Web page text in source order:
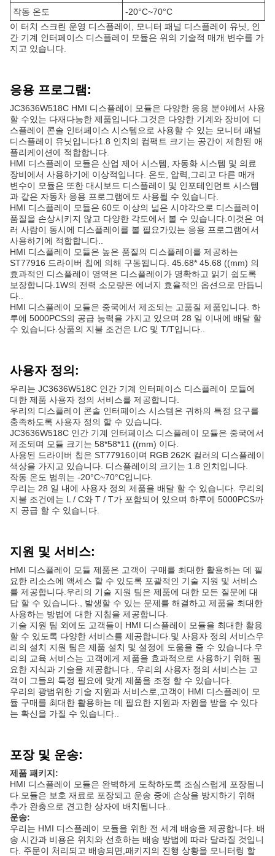
작동 온도
-20°C~70°C
이 터치 스크린 운영 디스플레이, 모니터 패널 디스플레이 유닛, 인
간 기계 인터페이스 디스플레이 모듈은 위의 기술적 매개 변수를 가
지고 있습니다.
응용 프로그램:
JC3636W518C HMI 디스플레이 모듈은 다양한 응용 분야에서 사용
할 수있는 다재다능한 제품입니다.그것은 다양한 기계와 장비에 디
스플레이 콘솔 인터페이스 시스템으로 사용할 수 있는 모니터 패널
디스플레이 유닛입니다1.8 인치의 컴팩트 크기는 공간이 제한된 애
플리케이션에 적합합니다.
HMI 디스플레이 모듈은 산업 제어 시스템, 자동화 시스템 및 의료
장비에서 사용하기에 이상적입니다. 온도, 압력,그리고 다른 매개
변수이 모듈은 또한 대시보드 디스플레이 및 인포테인먼트 시스템
과 같은 자동차 응용 프로그램에도 사용될 수 있습니다.
HMI 디스플레이 모듈은 60도 이상의 넓은 시야각으로 디스플레이
품질을 손상시키지 않고 다양한 각도에서 볼 수 있습니다.이것은 여
러 사람이 동시에 디스플레이를 볼 필요가있는 응용 프로그램에서
사용하기에 적합합니다..
HMI 디스플레이 모듈은 높은 품질의 디스플레이를 제공하는
ST77916 드라이버 칩에 의해 구동됩니다. 45.68* 45.68 ((mm) 의
효과적인 디스플레이 영역은 디스플레이가 명확하고 읽기 쉽도록
보장합니다.1W의 전력 소모량은 에너지 효율적인 옵션으로 만듭니
다..
HMI 디스플레이 모듈은 중국에서 제조되는 고품질 제품입니다. 하
루에 5000PCS의 공급 능력을 가지고 있으며 28 일 이내에 배달 할
수 있습니다.상품의 지불 조건은 L/C 및 T/T입니다..
사용자 정의:
우리는 JC3636W518C 인간 기계 인터페이스 디스플레이 모듈에
대한 제품 사용자 정의 서비스를 제공합니다.
우리의 디스플레이 콘솔 인터페이스 시스템은 귀하의 특정 요구를
충족하도록 사용자 정의 할 수 있습니다.
JC3636W518C 인간 기계 인터페이스 디스플레이 모듈은 중국에서
제조되며 모듈 크기는 58*58*11 ((mm) 이다.
사용된 드라이버 칩은 ST77916이며 RGB 262K 컬러의 디스플레이
색상을 가지고 있습니다. 디스플레이의 크기는 1.8 인치입니다.
작동 온도 범위는 -20°C~70°C입니다.
우리는 28 일 내에 사용자 정의 제품을 배달 할 수 있습니다. 우리의
지불 조건에는 L / C와 T / T가 포함되어 있으며 하루에 5000PCS까
지 공급 할 수 있습니다.
지원 및 서비스:
HMI 디스플레이 모듈 제품은 고객이 구매를 최대한 활용하는 데 필
요한 리소스에 액세스 할 수 있도록 포괄적인 기술 지원 및 서비스
를 제공합니다.우리의 기술 지원 팀은 제품에 대한 모든 질문에 대
답 할 수 있습니다., 발생할 수 있는 문제를 해결하고 제품을 최대한
사용하는 방법에 대한 지침을 제공합니다.
기술 지원 팀 외에도 고객들이 HMI 디스플레이 모듈을 최대한 활용
할 수 있도록 다양한 서비스를 제공합니다.및 사용자 정의 서비스우
리의 설치 지원 팀은 제품 설치 및 설정에 도움을 줄 수 있습니다.우
리의 교육 서비스는 고객에게 제품을 효과적으로 사용하기 위해 필
요한 지식과 기술을 제공합니다., 우리의 사용자 정의 서비스는 고
객이 그들의 특정 필요에 맞게 제품을 조정 할 수 있습니다.
우리의 광범위한 기술 지원과 서비스로,고객이 HMI 디스플레이 모
듈 구매를 최대한 활용하는 데 필요한 지원과 자원을 받을 수 있다
는 확신을 가질 수 있습니다..
포장 및 운송:
제품 패키지:
HMI 디스플레이 모듈은 완벽하게 도착하도록 조심스럽게 포장됩니
다.모듈은 보호 재료로 포장되고 운송 중에 손상을 방지하기 위해
추가 완충으로 견고한 상자에 배치됩니다..
운송:
우리는 HMI 디스플레이 모듈을 위한 전 세계 배송을 제공합니다. 배
송 시간과 비용은 위치와 선호하는 배송 방법에 따라 달라질 것입니
다. 주문이 처리되고 배송되면,패키지의 진행 상황을 모니터링 할